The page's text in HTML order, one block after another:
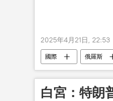
2025年4月21日, 22:53
國際 俄羅斯
白宮：特朗